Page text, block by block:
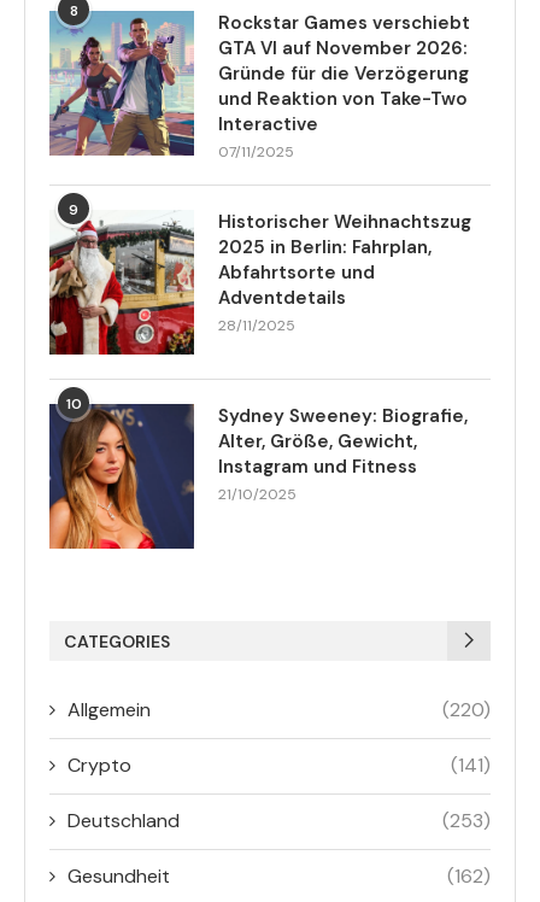
8
Rockstar Games verschiebt
GTA VI auf November 2026:
Gründe für die Verzögerung
und Reaktion von Take-Two
Interactive
07/11/2025
9
Historischer Weihnachtszug
2025 in Berlin: Fahrplan,
Abfahrtsorte und
Adventdetails
28/11/2025
10
Sydney Sweeney: Biografie,
Alter, Größe, Gewicht,
Instagram und Fitness
21/10/2025
CATEGORIES
Allgemein (220)
Crypto (141)
Deutschland (253)
Gesundheit (162)